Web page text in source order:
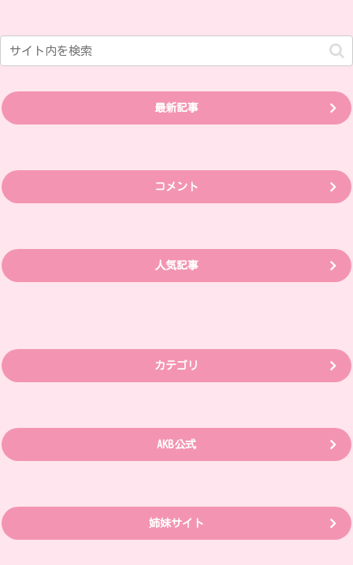
最新記事
コメント
人気記事
カテゴリ
AKB公式
姉妹サイト